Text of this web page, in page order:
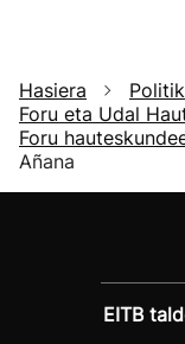
Hasiera
Foru eta Udal
Foru
Añana
EITB